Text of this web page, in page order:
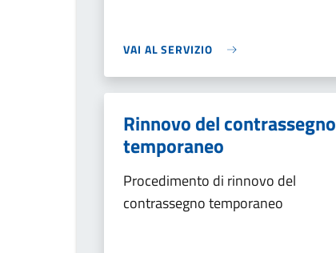
VAI AL SERVIZIO
Rinnovo del contrassegno
temporaneo
Procedimento di rinnovo del
contrassegno temporaneo